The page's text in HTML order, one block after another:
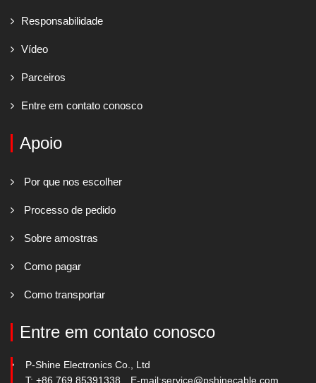
Responsabilidade
Vídeo
Parceiros
Entre em contato conosco
Apoio
Por que nos escolher
Processo de pedido
Sobre amostras
Como pagar
Como transportar
Entre em contato conosco
P-Shine Electronics Co., Ltd
T: +86 769 85391338
E-mail:service@pshinecable.com